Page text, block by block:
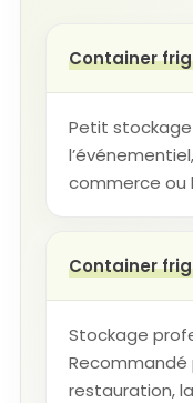
Container
Petit
commerce ou
Container
Stockage
Recommandé
restauration,